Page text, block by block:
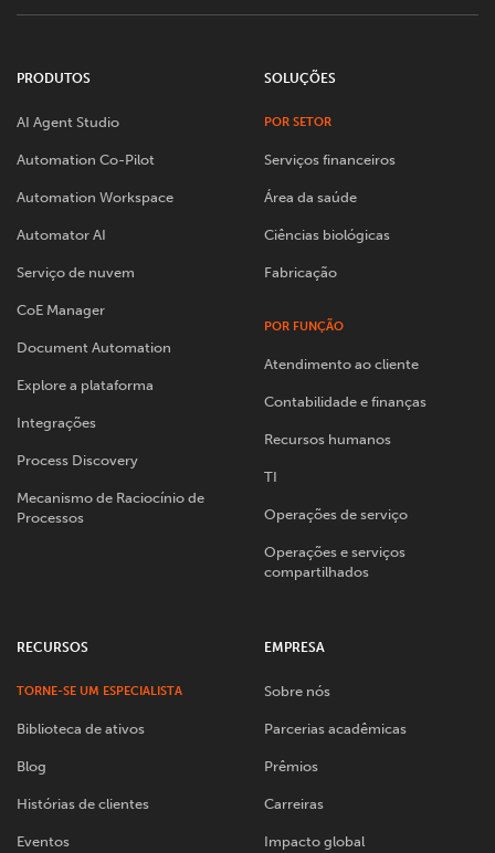
PRODUTOS
AI Agent Studio
Automation Co-Pilot
Automation Workspace
Automator AI
Serviço de nuvem
CoE Manager
Document Automation
Explore a plataforma
Integrações
Process Discovery
Mecanismo de Raciocínio de
Processos
SOLUÇÕES
POR SETOR
Serviços financeiros
Área da saúde
Ciências biológicas
Fabricação
POR FUNÇÃO
Atendimento ao cliente
Contabilidade e finanças
Recursos humanos
TI
Operações de serviço
Operações e serviços
compartilhados
RECURSOS
TORNE-SE UM ESPECIALISTA
Biblioteca de ativos
Blog
Histórias de clientes
Eventos
EMPRESA
Sobre nós
Parcerias acadêmicas
Prêmios
Carreiras
Impacto global